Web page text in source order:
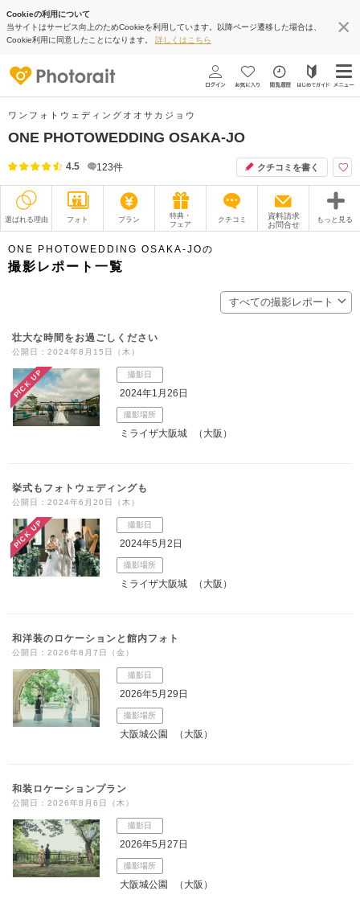
Cookieの利用について
当サイトはサービス向上のためCookieを利用しています。以降ページ遷移した場合は、
Cookie利用に同意したことになります。 詳しくはこちら
ワンフォトウェディングオオサカジョウ
ONE PHOTOWEDDING OSAKA-JO
4.5 123件 クチコミを書く
選ばれる理由 フォト プラン
特典・
フェア
クチコミ
資料請求
お問合せ
もっと見る
撮影レポート
ブログ
アクセス/TEL
こだわりポイント
家族・友人と撮影
マタニティフォト スタジオでの撮影
豊富な色打掛・着物
歴史的建造物での撮影
結婚式場での撮影
ONE PHOTOWEDDING OSAKA-JOの
撮影レポート一覧
すべての撮影レポート
壮大な時間をお過ごしください
公開日：2024年8月15日（木）
PICK UP 撮影日
2024年1月26日
撮影場所
ミライザ大阪城 （大阪）
挙式もフォトウェディングも
公開日：2024年6月20日（木）
PICK UP 撮影日
2024年5月2日
撮影場所
ミライザ大阪城 （大阪）
和洋装のロケーションと館内フォト
公開日：2026年8月7日（金）
撮影日
2026年5月29日
撮影場所
大阪城公園 （大阪）
和装ロケーションプラン
公開日：2026年8月6日（木）
撮影日
2026年5月27日
撮影場所
大阪城公園 （大阪）